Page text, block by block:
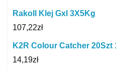
Rakoll Klej Gxl 3X5Kg
107,22zł
K2R Colour Catcher 20Szt
14,19zł